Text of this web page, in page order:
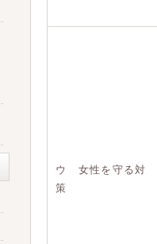
ウ 女性を守る対
策